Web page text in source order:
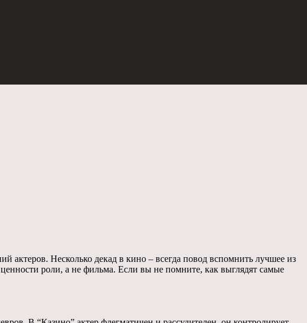
актеров. Несколько декад в кино – всегда повод вспомнить лучшее из
роли, а не фильма. Если вы не помните, как выглядят самые